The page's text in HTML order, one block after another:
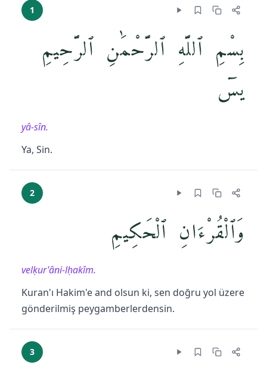
1
بِسْمِ ٱللَّهِ ٱلرَّحْمَٰنِ ٱلرَّحِيمِ
يسٓ
yâ-sîn.
Ya, Sin.
2
وَٱلْقُرْءَانِ ٱلْحَكِيمِ
velḳur'âni-lḥakîm.
Kuran'ı Hakim'e and olsun ki, sen doğru yol üzere
gönderilmiş peygamberlerdensin.
3